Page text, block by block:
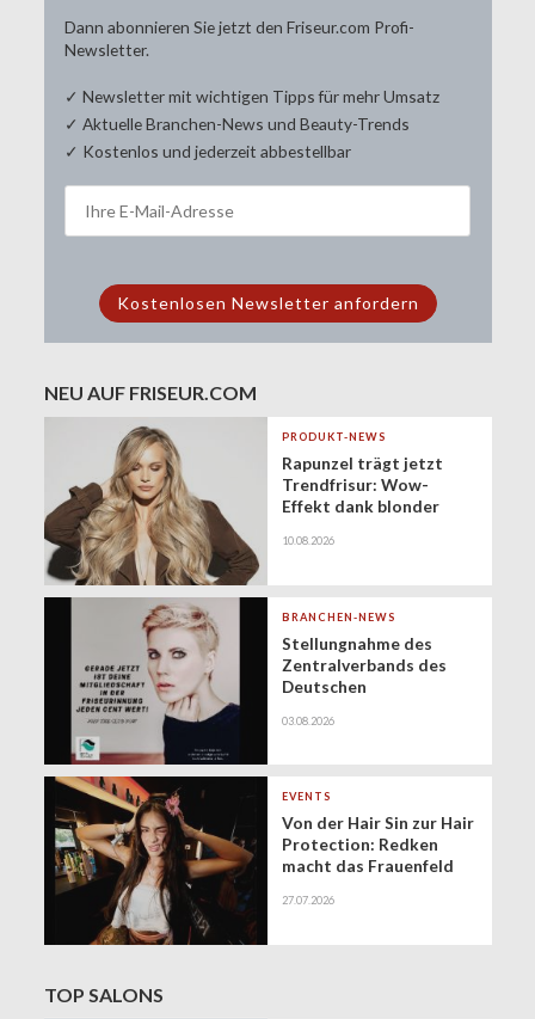
Dann abonnieren Sie jetzt den Friseur.com Profi-
Newsletter.
✓ Newsletter mit wichtigen Tipps für mehr Umsatz
✓ Aktuelle Branchen-News und Beauty-Trends
✓ Kostenlos und jederzeit abbestellbar
NEU AUF FRISEUR.COM
PRODUKT-NEWS
Rapunzel trägt jetzt
Trendfrisur: Wow-
Effekt dank blonder
10.08.2026
BRANCHEN-NEWS
Stellungnahme des
Zentralverbands des
Deutschen
Zukunft der
(Minijobs)
03.08.2026
EVENTS
Von der Hair Sin zur Hair
Protection: Redken
macht das Frauenfeld
gesundes Haar
27.07.2026
TOP SALONS